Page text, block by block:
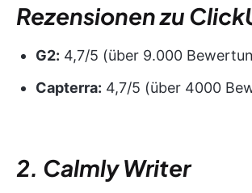
Rezensionen zu
G2: 4,7/5 (über 9.000
Capterra: 4,7/5 (über 4000
2. Calmly Writer